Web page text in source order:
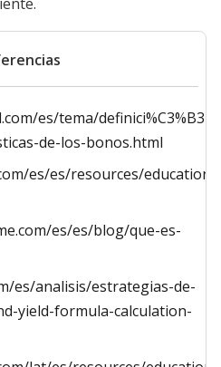
es/tema/definici%C3%B3n-
de-los-bonos.html
es/es/resources/
es/es/blog/que-es-
es/analisis/estrategias-de-
yield-formula-calculation-